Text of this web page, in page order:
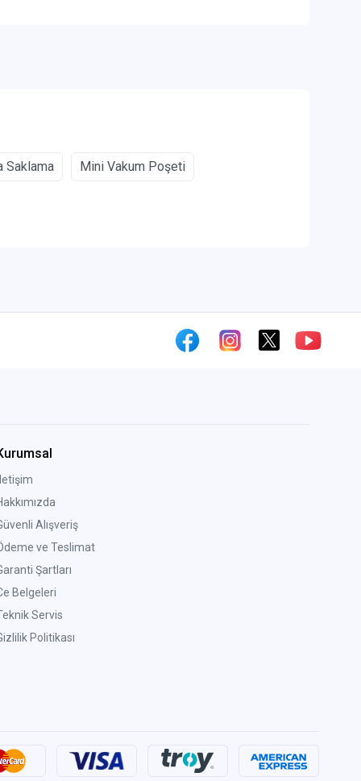
Saklama Mini Vakum Poşeti
Alışveriş
ve Teslimat
Şartları
Belgeleri
Servis
Politikası